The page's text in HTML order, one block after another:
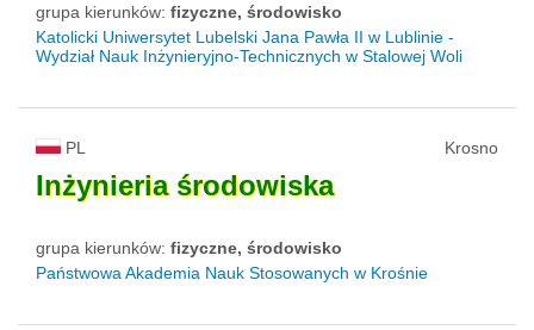
grupa kierunków: fizyczne, środowisko
Katolicki Uniwersytet Lubelski Jana Pawła II w Lublinie -
Wydział Nauk Inżynieryjno-Technicznych w Stalowej Woli
PL Krosno
Inżynieria środowiska
grupa kierunków: fizyczne, środowisko
Państwowa Akademia Nauk Stosowanych w Krośnie